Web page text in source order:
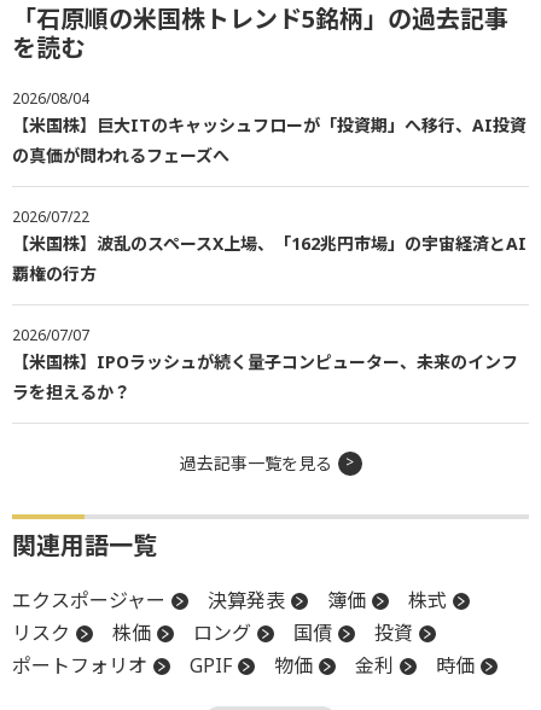
「石原順の米国株トレンド5銘柄」の過去記事
を読む
2026/08/04
【米国株】巨大ITのキャッシュフローが「投資期」へ移行、AI投資
の真価が問われるフェーズへ
2026/07/22
【米国株】波乱のスペースX上場、「162兆円市場」の宇宙経済とAI
覇権の行方
2026/07/07
【米国株】IPOラッシュが続く量子コンピューター、未来のインフ
ラを担えるか？
過去記事一覧を見る
関連用語一覧
エクスポージャー 決算発表 簿価
株式
リスク
株価 ロング 国債
投資
ポートフォリオ
GPIF 物価 金利
時価